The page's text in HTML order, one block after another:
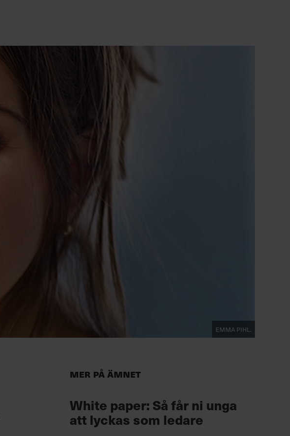
Emma Pihl.
Mer på ämnet
White paper: Så får ni unga
att lyckas som ledare